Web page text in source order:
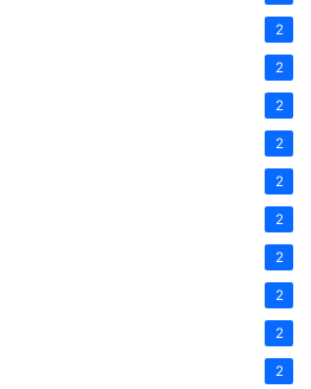
2
2
2
2
2
2
2
2
2
2